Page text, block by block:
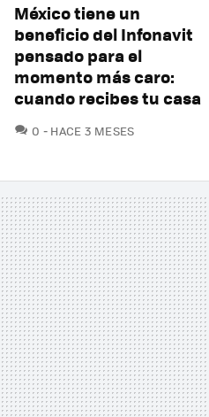
México tiene un
beneficio del Infonavit
pensado para el
momento más caro:
cuando recibes tu casa
0 COMENTARIOS
HACE 3 MESES